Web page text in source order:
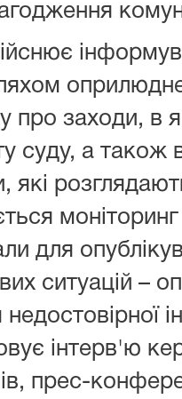
про заходи, в
суду, а також
які
для
ситуацій –
інтерв'ю
прес-